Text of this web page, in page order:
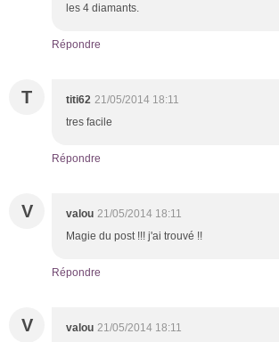
les 4 diamants.
Répondre
T titi62 21/05/2014 18:11
tres facile
Répondre
V valou 21/05/2014 18:11
Magie du post !!! j'ai trouvé !!
Répondre
V valou 21/05/2014 18:11